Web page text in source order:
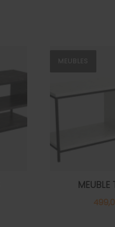
MEUBLES
MEUBLE